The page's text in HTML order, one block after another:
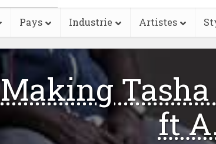
Pays Industrie Artistes
Making
ft